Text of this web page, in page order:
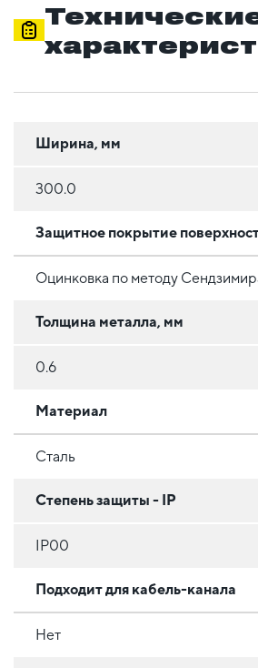
Ширина, мм
300.0
Защитное покрытие
Оцинковка по методу
Толщина металла, мм
0.6
Материал
Сталь
Степень защиты - IP
IP00
Подходит для кабель-канала
Нет